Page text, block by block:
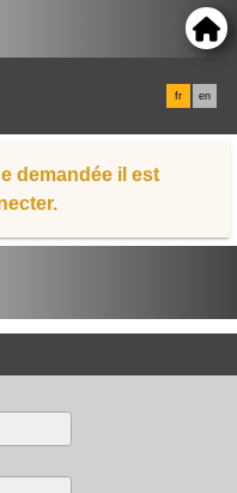
fr en
demandée il est